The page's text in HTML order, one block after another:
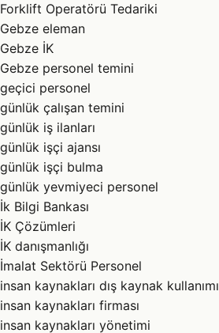
Forklift Operatörü Tedariki
Gebze eleman
Gebze İK
Gebze personel temini
geçici personel
günlük çalışan temini
günlük iş ilanları
günlük işçi ajansı
günlük işçi bulma
günlük yevmiyeci personel
İk Bilgi Bankası
İK Çözümleri
İK danışmanlığı
İmalat Sektörü Personel
insan kaynakları dış kaynak kullanımı
insan kaynakları firması
insan kaynakları yönetimi